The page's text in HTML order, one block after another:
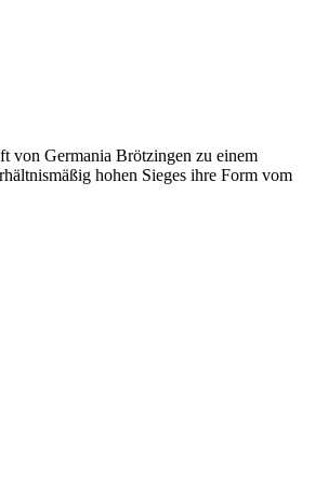
von Germania Brötzingen zu einem
hohen Sieges ihre Form vom